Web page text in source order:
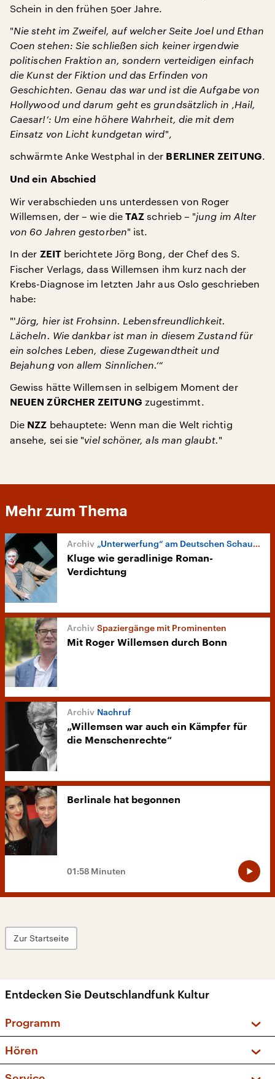
Schein in den frühen 50er Jahre.
"Nie steht im Zweifel, auf welcher Seite Joel und Ethan
Coen stehen: Sie schließen sich keiner irgendwie
politischen Fraktion an, sondern verteidigen einfach
die Kunst der Fiktion und das Erfinden von
Geschichten. Genau das war und ist die Aufgabe von
Hollywood und darum geht es grundsätzlich in ‚Hail,
Caesar!‘: Um eine höhere Wahrheit, die mit dem
Einsatz von Licht kundgetan wird",
schwärmte Anke Westphal in der BERLINER ZEITUNG.
Und ein Abschied
Wir verabschieden uns unterdessen von Roger
Willemsen, der – wie dieTAZ schrieb – "jung im Alter
von 60 Jahren gestorben" ist.
In der ZEITberichtete Jörg Bong, der Chef des S.
Fischer Verlags, dass Willemsen ihm kurz nach der
Krebs-Diagnose im letzten Jahr aus Oslo geschrieben
habe:
"'Jörg, hier ist Frohsinn. Lebensfreundlichkeit.
Lächeln. Wie dankbar ist man in diesem Zustand für
ein solches Leben, diese Zugewandtheit und
Bejahung von allem Sinnlichen.‘“
Gewiss hätte Willemsen in selbigem Moment der
NEUEN ZÜRCHER ZEITUNG zugestimmt.
Die NZZ behauptete: Wenn man die Welt richtig
ansehe, sei sie "viel schöner, als man glaubt."
Mehr zum Thema
„Unterwerfung“ am Deutschen Schauspielhaus
Kluge wie geradlinige Roman-
Verdichtung
Spaziergänge mit Prominenten
Mit Roger Willemsen durch Bonn
Nachruf
„Willemsen war auch ein Kämpfer für
die Menschenrechte“
Berlinale hat begonnen
01:58 Minuten
Zur Startseite
Entdecken Sie Deutschlandfunk Kultur
Programm
Sendungen und Podcasts
Hören